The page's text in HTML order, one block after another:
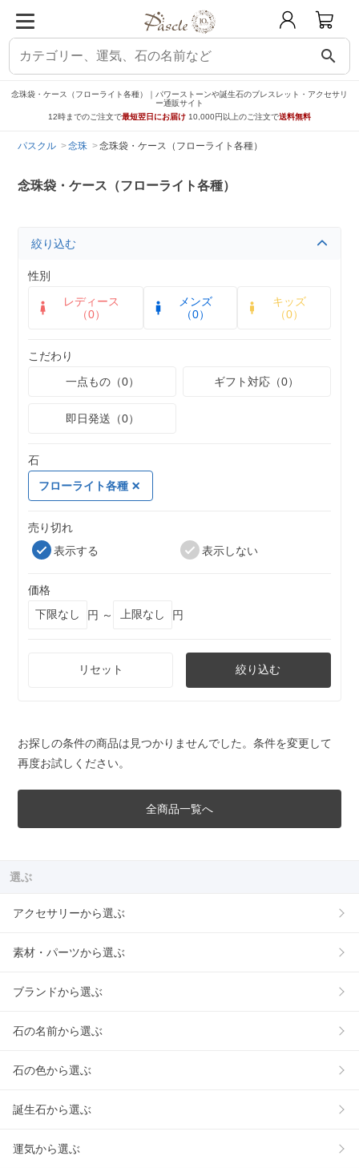
search
念珠袋・ケース（フローライト各種）｜パワーストーンや誕生石のブレスレット・アクセサリ
ー通販サイト
12時までのご注文で最短翌日にお届け 10,000円以上のご注文で送料無料
パスクル 念珠 念珠袋・ケース（フローライト各種）
念珠袋・ケース（フローライト各種）
絞り込む
性別
レディース
（0）
メンズ
（0）
キッズ
（0）
こだわり
一点もの（0）
ギフト対応（0）
即日発送（0）
石
フローライト各種
売り切れ
表示する
表示しない
価格
円 ～
円
リセット 絞り込む
お探しの条件の商品は見つかりませんでした。条件を変更して
再度お試しください。
全商品一覧へ
選ぶ
アクセサリーから選ぶ
素材・パーツから選ぶ
ブランドから選ぶ
石の名前から選ぶ
石の色から選ぶ
誕生石から選ぶ
運気から選ぶ